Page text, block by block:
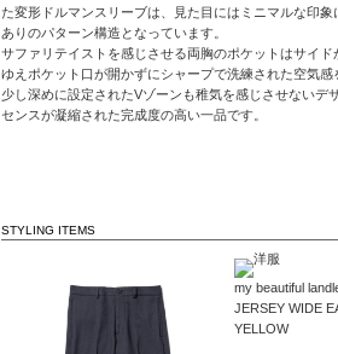
た変形ドルマンスリーブは、見た目にはミニマルな印
ありのパターン構造となっています。
サファリテイストを感じさせる両胸のポケットはサイ
ゆえポケット口が開かずにシャープで洗練された空気感
少し深めに設定されたVゾーンも稚気を感じさせないデ
センスが凝縮された完成度の高い一品です。
STYLING ITEMS
my beautiful
JERSEY WIDE
YELLOW